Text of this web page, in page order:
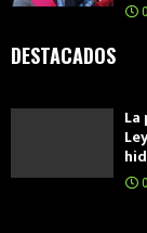
DESTACADOS
La